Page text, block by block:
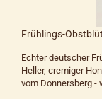
Frühlings-
Echter deutscher
Heller, cremiger
vom Donnersberg -